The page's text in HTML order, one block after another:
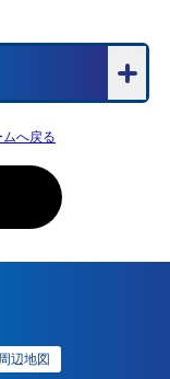
ムへ戻る
周辺地図